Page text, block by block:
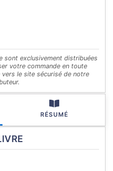
sont exclusivement distribuées
votre commande en toute
le site sécurisé de notre
RÉSUMÉ